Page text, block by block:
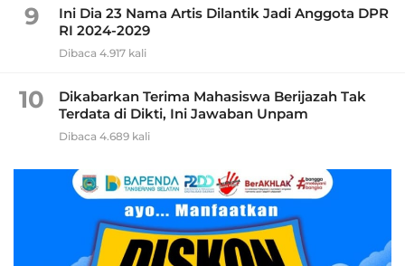
9
Ini Dia 23 Nama Artis Dilantik Jadi Anggota DPR
RI 2024-2029
Dibaca 4.917 kali
10
Dikabarkan Terima Mahasiswa Berijazah Tak
Terdata di Dikti, Ini Jawaban Unpam
Dibaca 4.689 kali